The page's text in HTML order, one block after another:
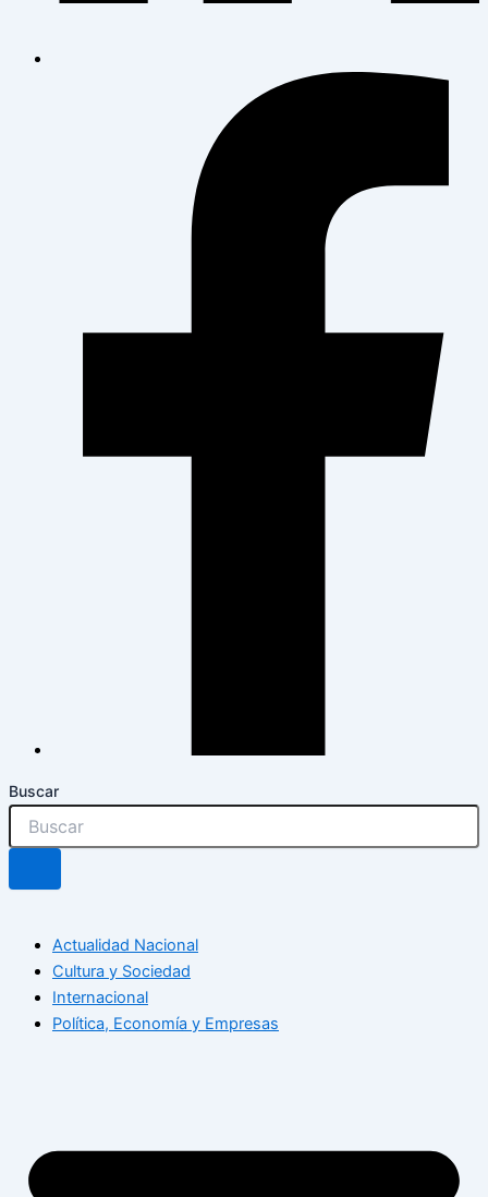
Buscar
Actualidad Nacional
Cultura y Sociedad
Internacional
Política, Economía y Empresas